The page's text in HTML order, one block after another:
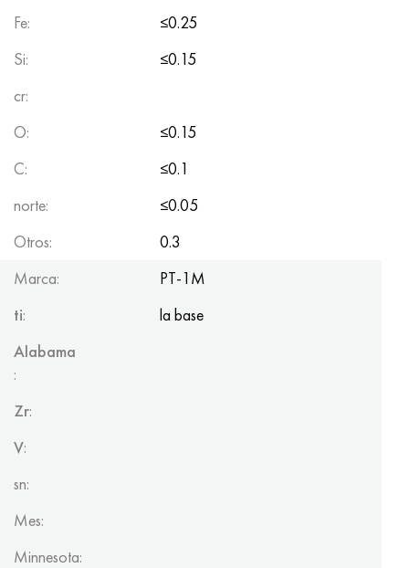
Fe:
≤0.25
Si:
≤0.15
cr:
O:
≤0.15
C:
≤0.1
norte:
≤0.05
Otros:
0.3
Marca:
PT-1M
ti:
la base
Alabama
:
Zr:
V:
sn:
Mes:
Minnesota: